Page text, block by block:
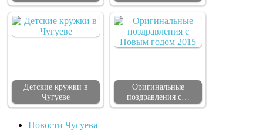
Детские кружки в
Чугуеве
Оригинальные
поздравления с…
Новости Чугуева